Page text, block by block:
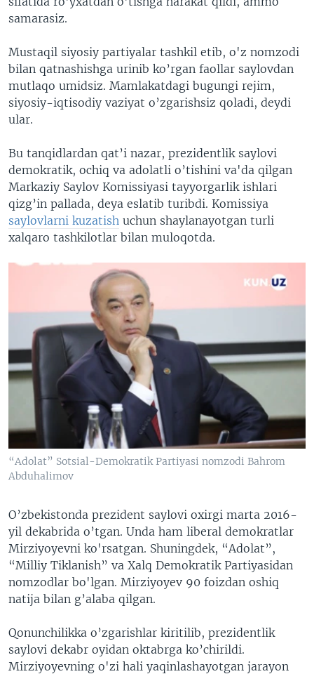
samarasiz.
Mustaqil siyosiy partiyalar tashkil etib, o'z nomzodi
bilan qatnashishga urinib ko’rgan faollar saylovdan
mutlaqo umidsiz. Mamlakatdagi bugungi rejim,
siyosiy-iqtisodiy vaziyat o’zgarishsiz qoladi, deydi
ular.
Bu tanqidlardan qat’i nazar, prezidentlik saylovi
demokratik, ochiq va adolatli o’tishini va'da qilgan
Markaziy Saylov Komissiyasi tayyorgarlik ishlari
qizg’in pallada, deya eslatib turibdi. Komissiya
saylovlarni kuzatish uchun shaylanayotgan turli
xalqaro tashkilotlar bilan muloqotda.
“Adolat” Sotsial-Demokratik Partiyasi nomzodi Bahrom
Abduhalimov
O’zbekistonda prezident saylovi oxirgi marta 2016-
yil dekabrida o’tgan. Unda ham liberal demokratlar
Mirziyoyevni ko'rsatgan. Shuningdek, “Adolat”,
“Milliy Tiklanish” va Xalq Demokratik Partiyasidan
nomzodlar bo'lgan. Mirziyoyev 90 foizdan oshiq
natija bilan g’alaba qilgan.
Qonunchilikka o’zgarishlar kiritilib, prezidentlik
saylovi dekabr oyidan oktabrga ko’chirildi.
Mirziyoyevning o'zi hali yaqinlashayotgan jarayon